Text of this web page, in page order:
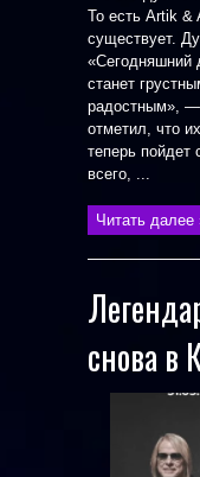
То есть Artik
существует.
«Сегодняшний
станет
радостным»,
отметил, что
теперь пойдет
всего, ...
Читать далее
снова в